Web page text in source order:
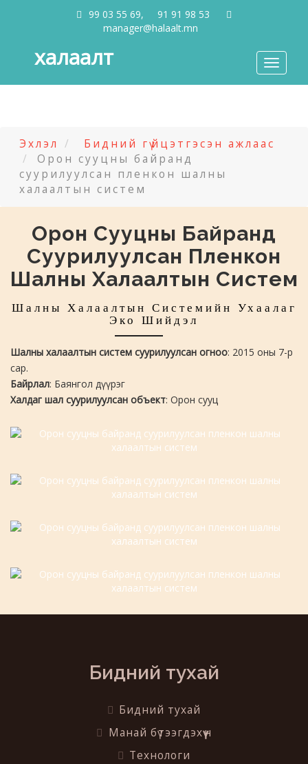
99 03 55 69, 91 91 98 53
manager@halaalt.mn
Toggle
халаалт
Эхлэл
Бидний гүйцэтгэсэн ажлаас
Орон сууцны байранд
суурилуулсан пленкон шалны
халаалтын систем
Орон Сууцны Байранд
Суурилуулсан Пленкон
Шалны Халаалтын Систем
Шалны Халаалтын Системийн Ухаалаг
Эко Шийдэл
Шалны халаалтын систем суурилуулсан огноо: 2015 оны 7-р
сар.
Байрлал: Баянгол дүүрэг
Халдаг шал суурилуулсан объект: Орон сууц
Бидний тухай
Бидний тухай
Манай бүтээгдэхүүн
Технологи